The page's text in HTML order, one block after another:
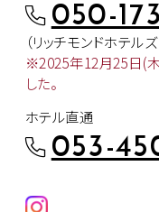
050-
（リッチモンドホテル
※2025年12月25日(木
した。
ホテル直通
053-